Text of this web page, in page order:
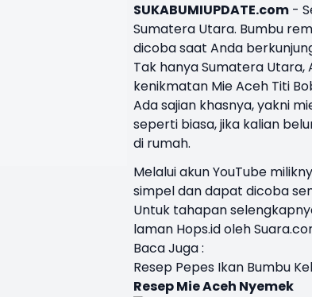
SUKABUMIUPDATE.com -
Sumatera Utara. Bumbu
dicoba saat Anda
Tak hanya Sumatera
kenikmatan Mie Aceh Titi
Ada sajian khasnya, yakni
seperti biasa, jika kalian
di rumah.
Melalui akun YouTube
simpel dan dapat dicoba
Untuk tahapan
laman Hops.id oleh
Baca Juga :
Resep Pepes Ikan Bumbu
Resep Mie Aceh Nyemek